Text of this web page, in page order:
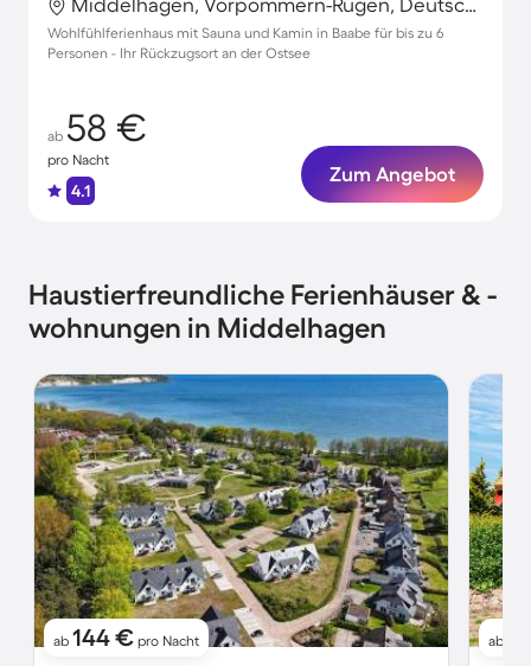
Wohlfühlferienhaus mit Sauna und Kamin in Baabe für bis zu 6
Personen - Ihr Rückzugsort an der Ostsee
ab 58 €
pro Nacht
4.1
Zum Angebot
Haustierfreundliche Ferienhäuser & -
wohnungen in Middelhagen
ab 144 € pro Nacht ab